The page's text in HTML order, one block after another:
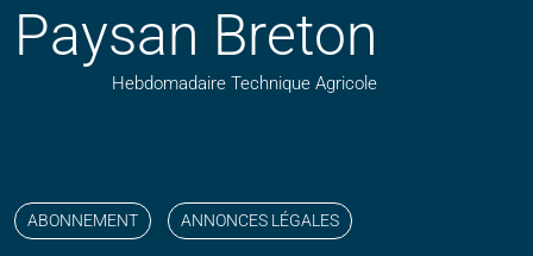
Paysan Breton
Hebdomadaire Technique Agricole
ABONNEMENT ANNONCES LÉGALES